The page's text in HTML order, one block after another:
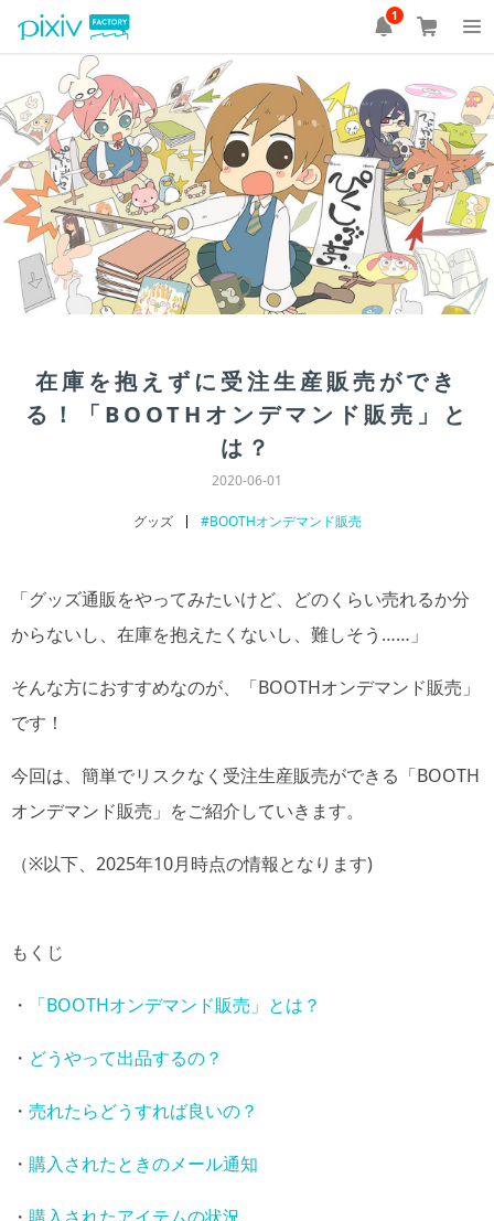
1
在庫を抱えずに受注生産販売ができ
る！「BOOTHオンデマンド販売」と
は？
2020-06-01
グッズ #BOOTHオンデマンド販売
「グッズ通販をやってみたいけど、どのくらい売れるか分
からないし、在庫を抱えたくないし、難しそう……」
そんな方におすすめなのが、「BOOTHオンデマンド販売」
です！
今回は、簡単でリスクなく受注生産販売ができる「BOOTH
オンデマンド販売」をご紹介していきます。
（※以下、2025年10月時点の情報となります)
もくじ
・ 「BOOTHオンデマンド販売」とは？
・ どうやって出品するの？
・ 売れたらどうすれば良いの？
・ 購入されたときのメール通知